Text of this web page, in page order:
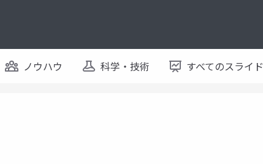
ノウハウ 科学・技術 すべてのスライド